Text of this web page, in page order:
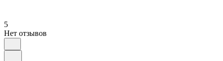
5
Нет отзывов